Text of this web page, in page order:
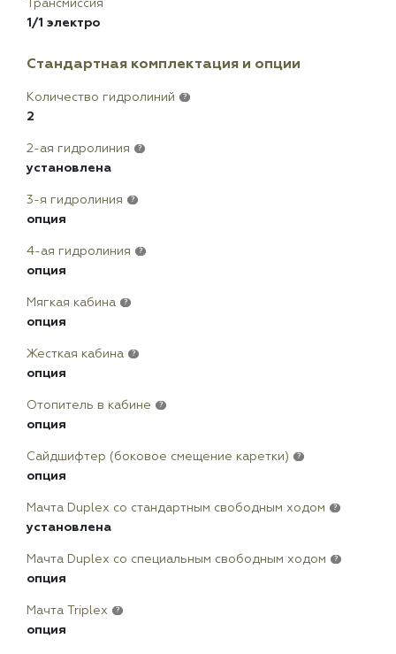
Трансмиссия
1/1 электро
Стандартная комплектация и опции
Количество гидролиний ?
2
2-ая гидролиния ?
установлена
3-я гидролиния ?
опция
4-ая гидролиния ?
опция
Мягкая кабина ?
опция
Жесткая кабина ?
опция
Отопитель в кабине ?
опция
Сайдшифтер (боковое смещение каретки) ?
опция
Мачта Duplex сo стандартным свободным ходом ?
установлена
Мачта Duplex со специальным свободным ходом ?
опция
Мачта Triplex ?
опция